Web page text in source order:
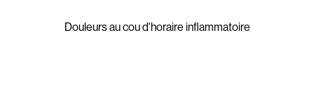
Douleurs au cou d'horaire inflammatoire